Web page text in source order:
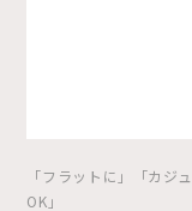
「フラットに」「カジ
OK」